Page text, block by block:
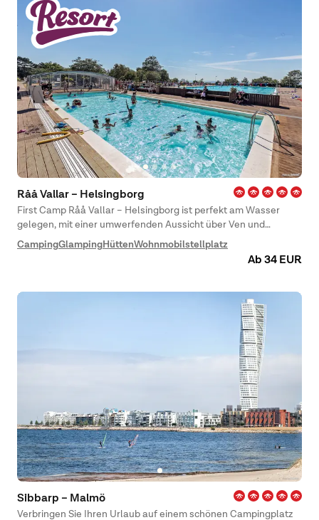
Råå Vallar – Helsingborg
First Camp Råå Vallar – Helsingborg ist perfekt am Wasser
gelegen, mit einer umwerfenden Aussicht über Ven und
Dänemark. Ein hervorragender Ort sowohl für Paare und
Familien mit Kindern als auch für Urlaub mit guten Freunden.
mit Sonne und Baden am Strand oder am Pool, besuchen Sie
das schöne Zentrum Helsingborgs und machen Sie vielleicht
einen Ausflug nach Helsingör auf der anderen Seite der
CampingGlamping HüttenWohnmobilstellplatz
Ab 34 EUR
Sibbarp – Malmö
Verbringen Sie Ihren Urlaub auf einem schönen Campingplatz